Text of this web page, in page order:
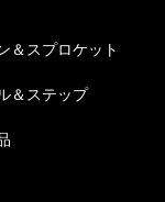
＆スプロケット
＆ステップ